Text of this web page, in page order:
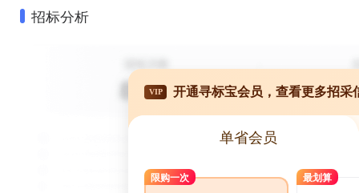
招标分析
VIP 开通寻标宝会员，查看更多招采
单省会员
限购一次 最划算